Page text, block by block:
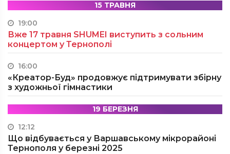
15 ТРАВНЯ
19:00
Вже 17 травня SHUMEI виступить з сольним
концертом у Тернополі
16:00
«Креатор-Буд» продовжує підтримувати збірну
з художньої гімнастики
19 БЕРЕЗНЯ
12:12
Що відбувається у Варшавському мікрорайоні
Тернополя у березні 2025